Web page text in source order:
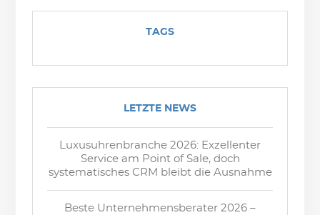
TAGS
LETZTE NEWS
Luxusuhrenbranche 2026: Exzellenter
Service am Point of Sale, doch
systematisches CRM bleibt die Ausnahme
Beste Unternehmensberater 2026 –